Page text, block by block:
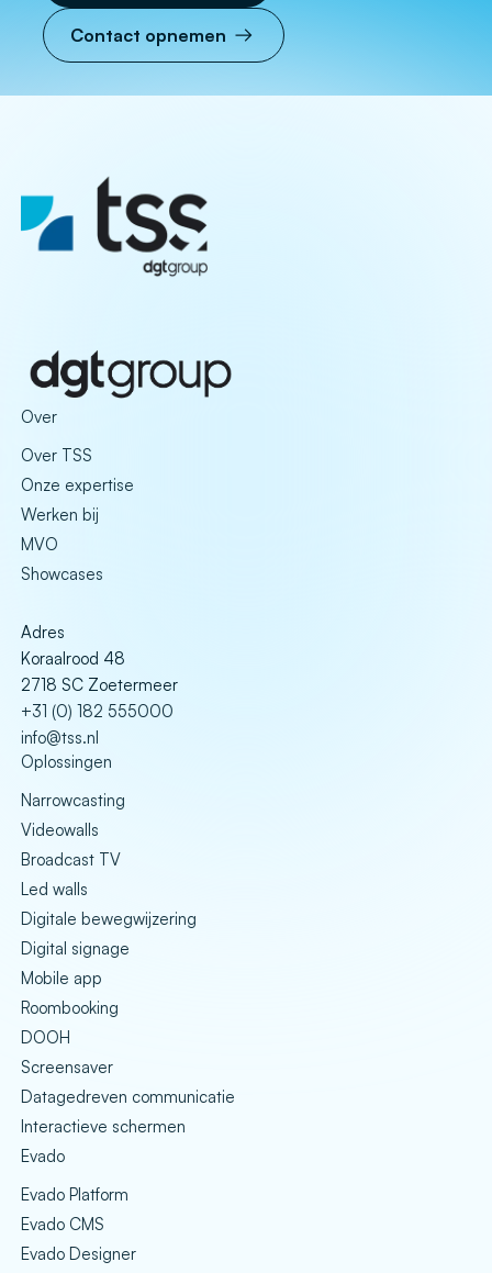
Contact opnemen
Over
Over TSS
Onze expertise
Werken bij
MVO
Showcases
Adres
Koraalrood 48
2718 SC Zoetermeer
+31 (0) 182 555000
info@tss.nl
Oplossingen
Narrowcasting
Videowalls
Broadcast TV
Led walls
Digitale bewegwijzering
Digital signage
Mobile app
Roombooking
DOOH
Screensaver
Datagedreven communicatie
Interactieve schermen
Evado
Evado Platform
Evado CMS
Evado Designer